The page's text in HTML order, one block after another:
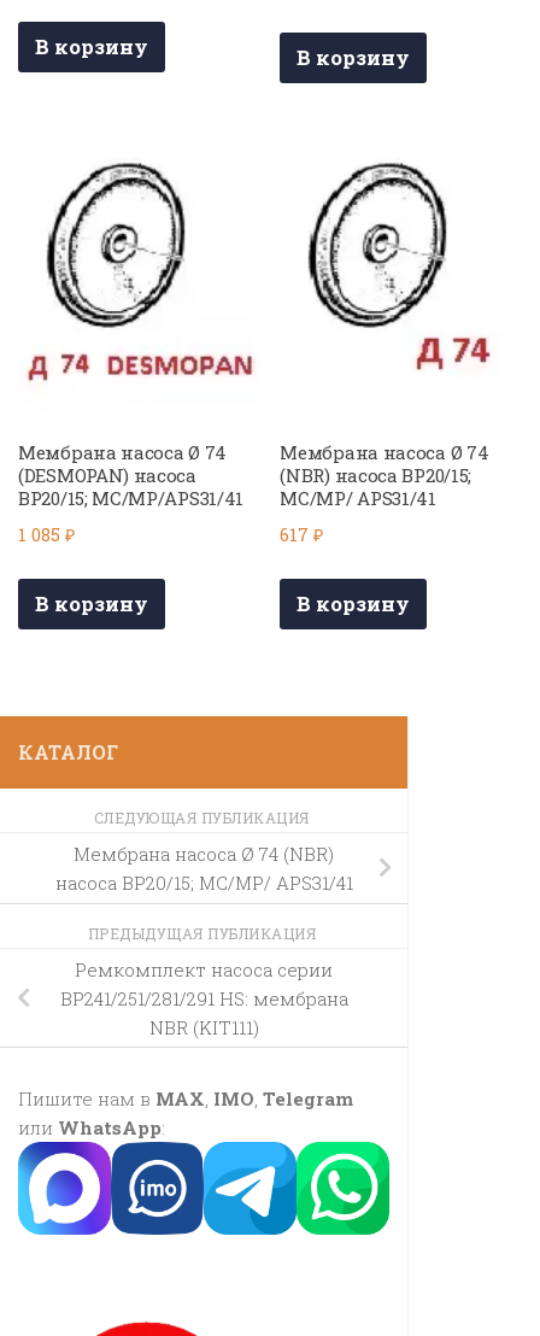
В корзину В корзину
Мембрана насоса Ø 74
(DESMOPAN) насоса
BP20/15; MC/MP/APS31/41
1 085 ₽
В корзину
Мембрана насоса Ø 74
(NBR) насоса BP20/15;
MC/MP/ APS31/41
617₽
В корзину
КАТАЛОГ
СЛЕДУЮЩАЯ ПУБЛИКАЦИЯ
Мембрана насоса Ø 74 (NBR)
насоса BP20/15; MC/MP/ APS31/41
ПРЕДЫДУЩАЯ ПУБЛИКАЦИЯ
Ремкомплект насоса серии
BP241/251/281/291 HS: мембрана
NBR (KIT111)
Пишите нам в MAX, IMO, Telegram
или WhatsApp: